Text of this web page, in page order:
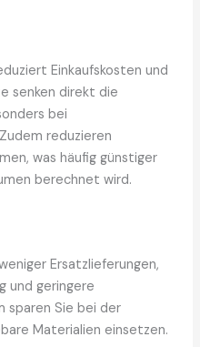
Einkaufskosten und
senken direkt die
bei
reduzieren
was häufig günstiger
berechnet wird.
Ersatzlieferungen,
und geringere
sparen Sie bei der
Materialien einsetzen.